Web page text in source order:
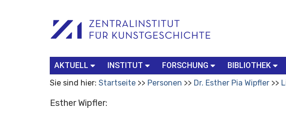
Werkzeuge
Search…
AKTUELL INSTITUT FORSCHUNG BIBLIOTHEK
Sie sind hier: Startseite Personen Dr. Esther Pia Wipfler
Esther Wipfler: